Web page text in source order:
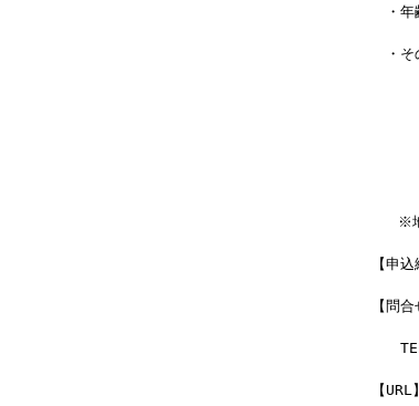
・年
・そ
同
2)企
技
※地
【申
【問
【URL】